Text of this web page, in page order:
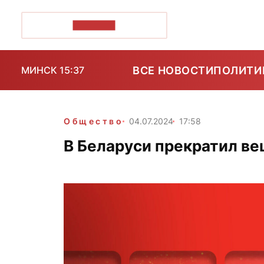
МИНСК 15:37 ВСЕ НОВОСТИ
Общество 04.07.2024 17:58
В Беларуси прекратил